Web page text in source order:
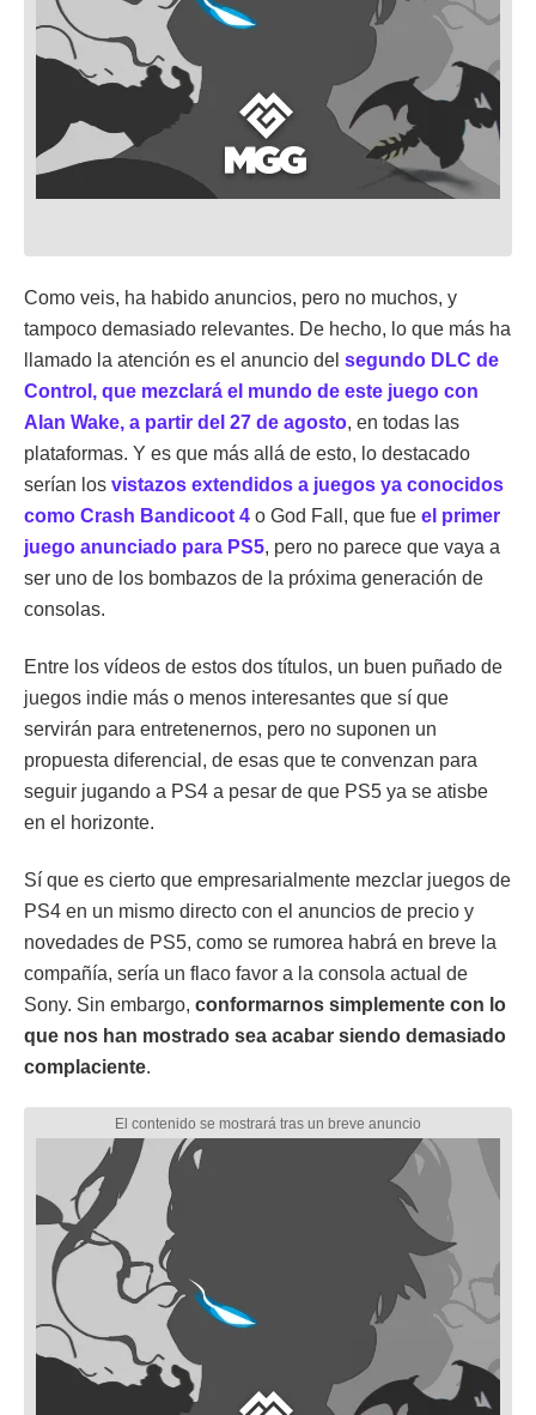
Como veis, ha habido anuncios, pero no muchos, y
tampoco demasiado relevantes. De hecho, lo que más ha
llamado la atención es el anuncio del segundo DLC de
Control, que mezclará el mundo de este juego con
Alan Wake, a partir del 27 de agosto, en todas las
plataformas. Y es que más allá de esto, lo destacado
serían los vistazos extendidos a juegos ya conocidos
como Crash Bandicoot 4 o God Fall, que fue el primer
juego anunciado para PS5, pero no parece que vaya a
ser uno de los bombazos de la próxima generación de
consolas.
Entre los vídeos de estos dos títulos, un buen puñado de
juegos indie más o menos interesantes que sí que
servirán para entretenernos, pero no suponen un
propuesta diferencial, de esas que te convenzan para
seguir jugando a PS4 a pesar de que PS5 ya se atisbe
en el horizonte.
Sí que es cierto que empresarialmente mezclar juegos de
PS4 en un mismo directo con el anuncios de precio y
novedades de PS5, como se rumorea habrá en breve la
compañía, sería un flaco favor a la consola actual de
Sony. Sin embargo, conformarnos simplemente con lo
que nos han mostrado sea acabar siendo demasiado
complaciente.